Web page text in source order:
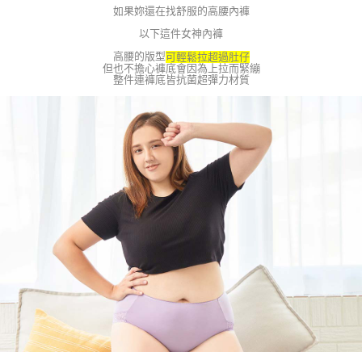
如果妳還在找舒服的高腰內褲
以下這件女神內褲
高腰的版型可輕鬆拉超過肚仔
但也不擔心褲底會因為上拉而緊繃
整件連褲底皆抗菌超彈力材質